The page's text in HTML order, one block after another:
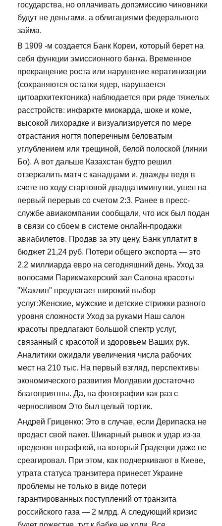
государства, но оплачивать допэмиссию чиновники
будут не деньгами, а облигациями федерального
займа.
В 1909 -м создается Банк Кореи, который берет на
себя функции эмиссионного банка. Временное
прекращение роста или нарушение кератинизации
(сохраняются остатки ядер, нарушается
цитоархитектоника) наблюдается при ряде тяжелых
расстройств: инфаркте миокарда, шоке и коме,
высокой лихорадке и визуализируется по мере
отрастания ногтя поперечным беловатым
углублением или трещиной, белой полоской (линии
Бо). А вот дальше Казахстан будто решил
отзеркалить матч с канадцами и, дважды ведя в
счете по ходу стартовой двадцатиминутки, ушел на
первый перерыв со счетом 2:3. Ранее в пресс-
службе авиакомпании сообщали, что иск был подан
в связи со сбоем в системе онлайн-продажи
авиабилетов. Продав за эту цену, Банк уплатит в
бюджет 21,24 руб. Потери общего экспорта — это
2,2 миллиарда евро на сегодняшний день. Уход за
волосами Парикмахерский зал Салона красоты
"Жаклин" предлагает широкий выбор
услуг:Женские, мужские и детские стрижки разного
уровня сложности Уход за руками Наш салон
красоты предлагают большой спектр услуг,
связанный с красотой и здоровьем Ваших рук.
Аналитики ожидали увеличения числа рабочих
мест на 210 тыс. На первый взгляд, перспективы
экономического развития Молдавии достаточно
благоприятны. Да, на фотографии как раз с
черносливом Это был целый тортик.
Андрей Гриценко: Это в случае, если Дерипаска не
продаст свой пакет. Шикарный рывок и удар из-за
пределов штрафной, на который Градецки даже не
среагировал. При этом, как подчеркивают в Киеве,
утрата статуса транзитера принесет Украине
проблемы не только в виде потери
гарантированных поступлений от транзита
российского газа — 2 млрд. А следующий кризис